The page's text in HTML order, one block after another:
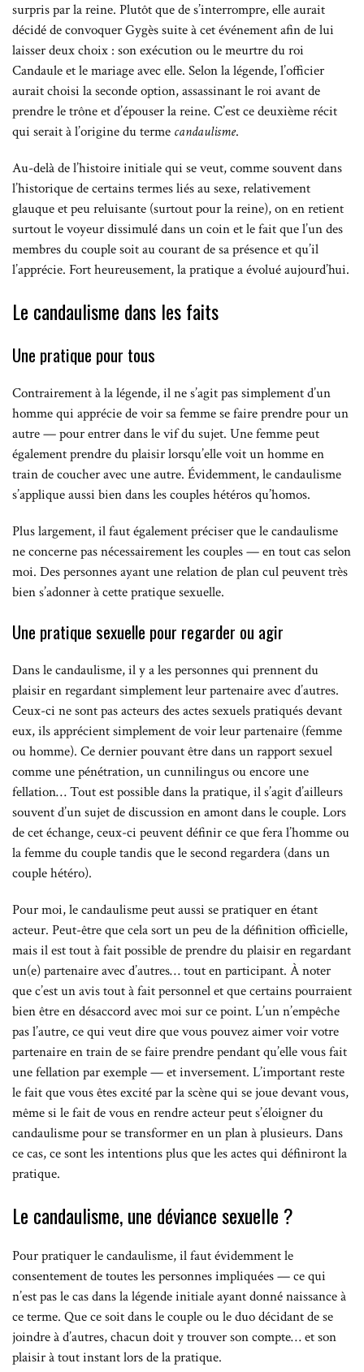
surpris par la reine. Plutôt que de s’interrompre, elle aurait
décidé de convoquer Gygès suite à cet événement afin de lui
laisser deux choix : son exécution ou le meurtre du roi
Candaule et le mariage avec elle. Selon la légende, l’officier
aurait choisi la seconde option, assassinant le roi avant de
prendre le trône et d’épouser la reine. C’est ce deuxième récit
qui serait à l’origine du terme candaulisme.
Au-delà de l’histoire initiale qui se veut, comme souvent dans
l’historique de certains termes liés au sexe, relativement
glauque et peu reluisante (surtout pour la reine), on en retient
surtout le voyeur dissimulé dans un coin et le fait que l’un des
membres du couple soit au courant de sa présence et qu’il
l’apprécie. Fort heureusement, la pratique a évolué aujourd’hui.
Le candaulisme dans les faits
Une pratique pour tous
Contrairement à la légende, il ne s’agit pas simplement d’un
homme qui apprécie de voir sa femme se faire prendre pour un
autre — pour entrer dans le vif du sujet. Une femme peut
également prendre du plaisir lorsqu’elle voit un homme en
train de coucher avec une autre. Évidemment, le candaulisme
s’applique aussi bien dans les couples hétéros qu’homos.
Plus largement, il faut également préciser que le candaulisme
ne concerne pas nécessairement les couples — en tout cas selon
moi. Des personnes ayant une relation de plan cul peuvent très
bien s’adonner à cette pratique sexuelle.
Une pratique sexuelle pour regarder ou agir
Dans le candaulisme, il y a les personnes qui prennent du
plaisir en regardant simplement leur partenaire avec d’autres.
Ceux-ci ne sont pas acteurs des actes sexuels pratiqués devant
eux, ils apprécient simplement de voir leur partenaire (femme
ou homme). Ce dernier pouvant être dans un rapport sexuel
comme une pénétration, un cunnilingus ou encore une
fellation… Tout est possible dans la pratique, il s’agit d’ailleurs
souvent d’un sujet de discussion en amont dans le couple. Lors
de cet échange, ceux-ci peuvent définir ce que fera l’homme ou
la femme du couple tandis que le second regardera (dans un
couple hétéro).
Pour moi, le candaulisme peut aussi se pratiquer en étant
acteur. Peut-être que cela sort un peu de la définition officielle,
mais il est tout à fait possible de prendre du plaisir en regardant
un(e) partenaire avec d’autres… tout en participant. À noter
que c’est un avis tout à fait personnel et que certains pourraient
bien être en désaccord avec moi sur ce point. L’un n’empêche
pas l’autre, ce qui veut dire que vous pouvez aimer voir votre
partenaire en train de se faire prendre pendant qu’elle vous fait
une fellation par exemple — et inversement. L’important reste
le fait que vous êtes excité par la scène qui se joue devant vous,
même si le fait de vous en rendre acteur peut s’éloigner du
candaulisme pour se transformer en un plan à plusieurs. Dans
ce cas, ce sont les intentions plus que les actes qui définiront la
pratique.
Le candaulisme, une déviance sexuelle ?
Pour pratiquer le candaulisme, il faut évidemment le
consentement de toutes les personnes impliquées — ce qui
n’est pas le cas dans la légende initiale ayant donné naissance à
ce terme. Que ce soit dans le couple ou le duo décidant de se
joindre à d’autres, chacun doit y trouver son compte… et son
plaisir à tout instant lors de la pratique.